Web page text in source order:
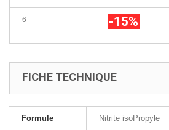
6 -15%
FICHE TECHNIQUE
Formule Nitrite isoPropyle